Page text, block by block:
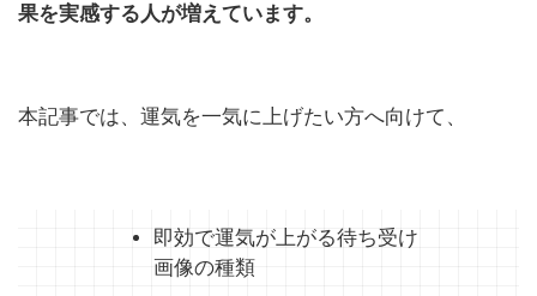
果を実感する人が増えています。
本記事では、運気を一気に上げたい方へ向けて、
即効で運気が上がる待ち受け
画像の種類